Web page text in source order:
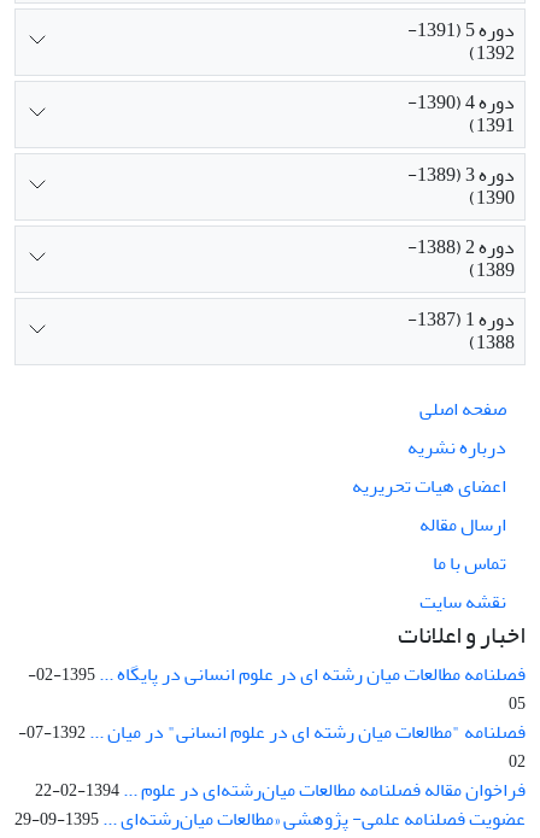
دوره 5 (1391-
1392)
دوره 4 (1390-
1391)
دوره 3 (1389-
1390)
دوره 2 (1388-
1389)
دوره 1 (1387-
1388)
صفحه اصلی
درباره نشریه
اعضای هیات تحریریه
ارسال مقاله
تماس با ما
نقشه سایت
اخبار و اعلانات
فصلنامه مطالعات میان رشته ای در علوم انسانی در پایگاه ...
1395-02-
05
فصلنامه "مطالعات میان رشته ای در علوم انسانی" در میان ...
1392-07-
02
فراخوان مقاله فصلنامه مطالعات میان‌رشته‌ای در علوم ...1394-02-22
عضویت فصلنامه علمی- پژوهشی «مطالعات میان‌رشته‌ای ...1395-09-29